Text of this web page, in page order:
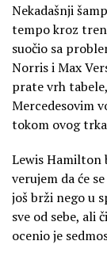
Nekadašnji
tempo kroz
suočio sa
Norris i Max
prate vrh
Mercedesovim
tokom ovog
Lewis Hamilton
verujem da će
još brži nego u
sve od sebe, ali
ocenio je